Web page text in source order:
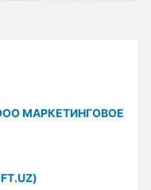
ООО МАРКЕТИНГОВОЕ